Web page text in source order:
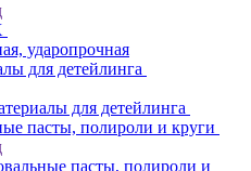
ударопрочная
для детейлинга
для детейлинга
пасты, полироли и круги
пасты, полироли и